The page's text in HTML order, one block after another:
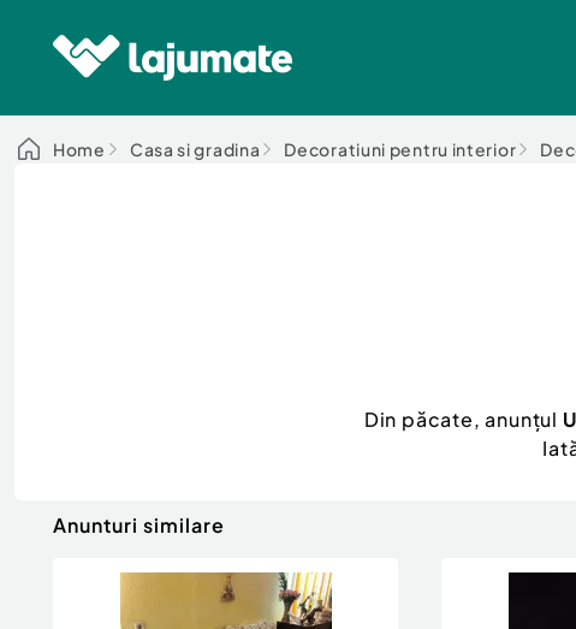
Home Casa si gradina Decoratiuni pentru interior
Din păcate, anunțul
Anunturi similare